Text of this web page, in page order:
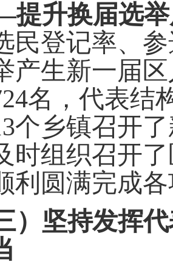
提升换届选
民登记率、
产生新一届
名，代表结
个乡镇召开
时组织召开
利圆满完成
） 坚持发挥